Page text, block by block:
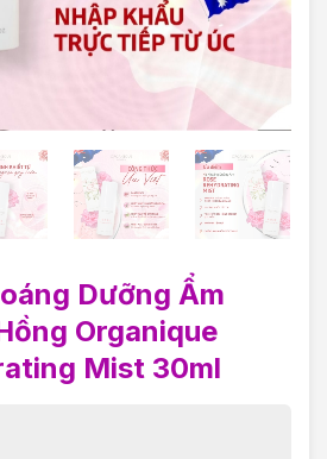
Dưỡng Ẩm
Organique
Mist 30ml